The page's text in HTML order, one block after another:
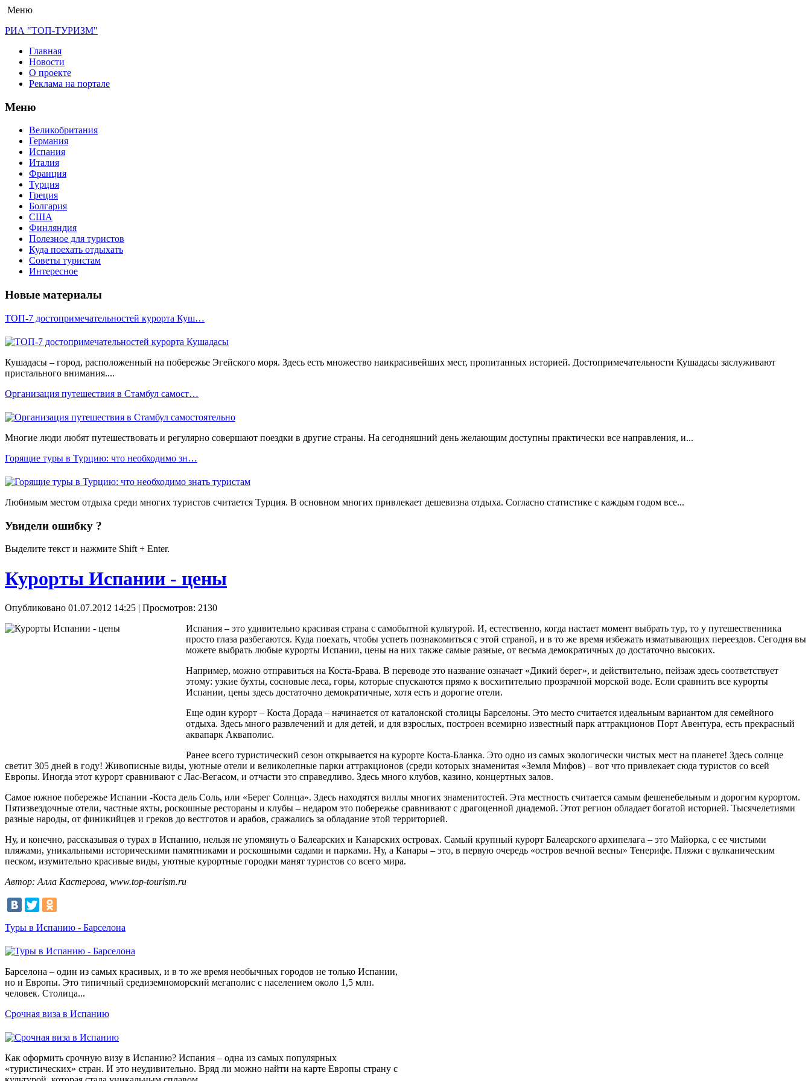
Меню
РИА "ТОП-ТУРИЗМ"
Главная
Новости
О проекте
Реклама на портале
Меню
Великобритания
Германия
Испания
Италия
Франция
Турция
Греция
Болгария
США
Финляндия
Полезное для туристов
Куда поехать отдыхать
Советы туристам
Интересное
Новые материалы
ТОП-7 достопримечательностей курорта Куш…
Кушадасы – город, расположенный на побережье Эгейского моря. Здесь есть множество наикрасивейших мест, пропитанных историей. Достопримечательности Кушадасы заслуживают
пристального внимания....
Организация путешествия в Стамбул самост…
Многие люди любят путешествовать и регулярно совершают поездки в другие страны. На сегодняшний день желающим доступны практически все направления, и...
Горящие туры в Турцию: что необходимо зн…
Любимым местом отдыха среди многих туристов считается Турция. В основном многих привлекает дешевизна отдыха. Согласно статистике с каждым годом все...
Увидели ошибку ?
Выделите текст и нажмите Shift + Enter.
Курорты Испании - цены
Опубликовано 01.07.2012 14:25 | Просмотров: 2130
Испания – это удивительно красивая страна с самобытной культурой. И, естественно, когда настает момент выбрать тур, то у путешественника
просто глаза разбегаются. Куда поехать, чтобы успеть познакомиться с этой страной, и в то же время избежать изматывающих переездов. Сегодня вы
можете выбрать любые курорты Испании, цены на них также самые разные, от весьма демократичных до достаточно высоких.
Например, можно отправиться на Коста-Брава. В переводе это название означает «Дикий берег», и действительно, пейзаж здесь соответствует
этому: узкие бухты, сосновые леса, горы, которые спускаются прямо к восхитительно прозрачной морской воде. Если сравнить все курорты
Испании, цены здесь достаточно демократичные, хотя есть и дорогие отели.
Еще один курорт – Коста Дорада – начинается от каталонской столицы Барселоны. Это место считается идеальным вариантом для семейного
отдыха. Здесь много развлечений и для детей, и для взрослых, построен всемирно известный парк аттракционов Порт Авентура, есть прекрасный
аквапарк Акваполис.
Ранее всего туристический сезон открывается на курорте Коста-Бланка. Это одно из самых экологически чистых мест на планете! Здесь солнце
светит 305 дней в году! Живописные виды, уютные отели и великолепные парки аттракционов (среди которых знаменитая «Земля Мифов) – вот что привлекает сюда туристов со всей
Европы. Иногда этот курорт сравнивают с Лас-Вегасом, и отчасти это справедливо. Здесь много клубов, казино, концертных залов.
Самое южное побережье Испании -Коста дель Соль, или «Берег Солнца». Здесь находятся виллы многих знаменитостей. Эта местность считается самым фешенебельным и дорогим курортом.
Пятизвездочные отели, частные яхты, роскошные рестораны и клубы – недаром это побережье сравнивают с драгоценной диадемой. Этот регион обладает богатой историей. Тысячелетиями
разные народы, от финикийцев и греков до вестготов и арабов, сражались за обладание этой территорией.
Ну, и конечно, рассказывая о турах в Испанию, нельзя не упомянуть о Балеарских и Канарских островах. Самый крупный курорт Балеарского архипелага – это Майорка, с ее чистыми
пляжами, уникальными историческими памятниками и роскошными садами и парками. Ну, а Канары – это, в первую очередь «остров вечной весны» Тенерифе. Пляжи с вулканическим
песком, изумительно красивые виды, уютные курортные городки манят туристов со всего мира.
Автор: Алла Кастерова, www.top-tourism.ru
Туры в Испанию - Барселона
Барселона – один из самых красивых, и в то же время необычных городов не только Испании,
но и Европы. Это типичный средиземноморский мегаполис с населением около 1,5 млн.
человек. Столица...
Срочная виза в Испанию
Как оформить срочную визу в Испанию? Испания – одна из самых популярных
«туристических» стран. И это неудивительно. Вряд ли можно найти на карте Европы страну с